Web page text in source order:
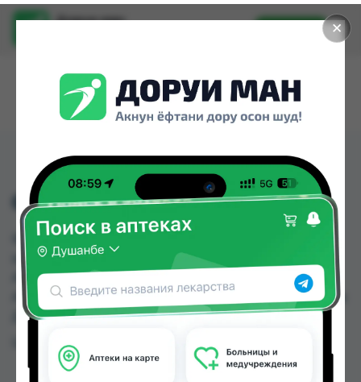
✕
Доруи ман
Установить
ФУКОРЦИН Р-Р 25МЛ
ФУКОРЦИН Р-Р 25МЛ можно купить или
заказать в аптеках, Абубакри Карим, Авиценна,
АЗИЗ ВАКО , Алишер-К, Амирӣ, Аптека + 24/7,
Аптека Алфавит по цене от 2.40 TJS до 4.60 TJS в
Душанбе и других городах Таджикистана
Цена: от2.40 TJS